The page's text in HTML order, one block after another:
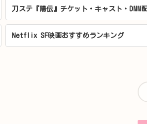
刀ステ『陽伝』チケット・キャスト・DMM
Netflix SF映画おすすめランキング